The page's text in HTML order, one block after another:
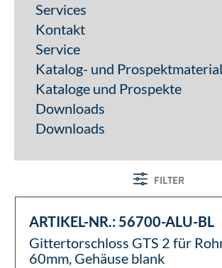
Services
Kontakt
Service
Katalog- und Prospektmaterial
Kataloge und Prospekte
Downloads
Downloads
FILTER
ARTIKEL-NR.: 56700-ALU-BL
Gittertorschloss GTS 2 für
60mm, Gehäuse blank